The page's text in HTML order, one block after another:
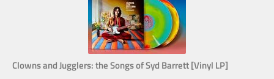
Clowns and Jugglers: the Songs of Syd Barrett [Vinyl LP]